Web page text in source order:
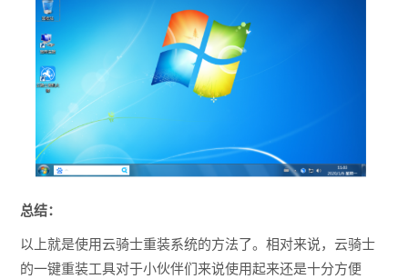
总结：
以上就是使用云骑士重装系统的方法了。相对来说，云骑士
的一键重装工具对于小伙伴们来说使用起来还是十分方便